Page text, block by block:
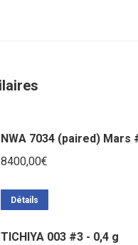
NWA 7034 (paired) Mars
8400,00€
Détails
TICHIYA 003 #3 - 0,4 g